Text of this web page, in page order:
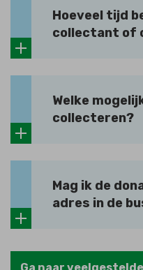
Hoeveel tijd
collectant of
Welke
collecteren?
Mag ik de
adres in de